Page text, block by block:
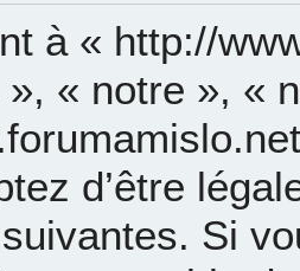
à « http://
« notre », «
d’être
Si